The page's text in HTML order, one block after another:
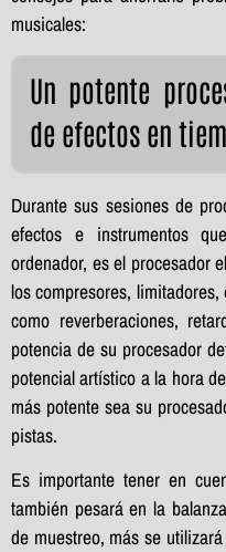
musicales:
Un potente
de efectos en
Durante sus sesiones de
efectos e instrumentos
ordenador, es el procesador
los compresores,
como reverberaciones,
potencia de su procesador
potencial artístico a la hora
más potente sea su
pistas.
Es importante tener en
también pesará en la
de muestreo, más se